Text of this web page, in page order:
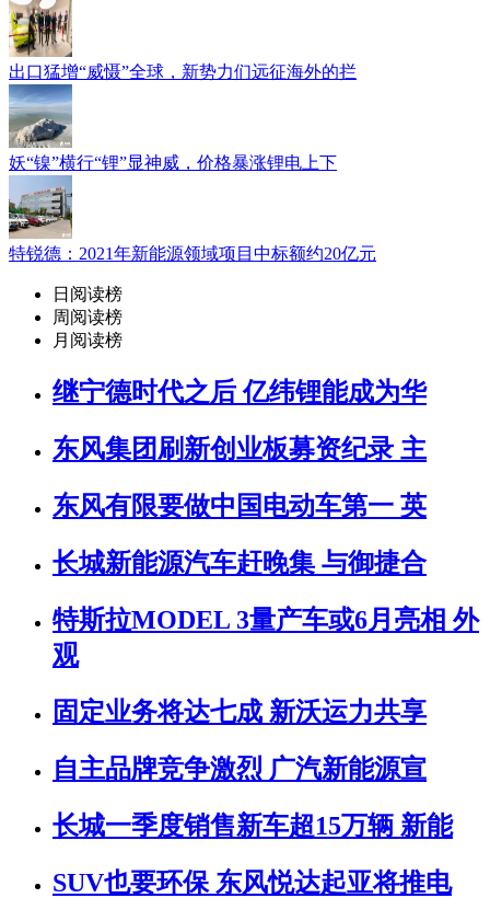
出口猛增“威慑”全球，新势力们远征海外的拦
妖“镍”横行“锂”显神威，价格暴涨锂电上下
特锐德：2021年新能源领域项目中标额约20亿元
日阅读榜
周阅读榜
月阅读榜
继宁德时代之后 亿纬锂能成为华
东风集团刷新创业板募资纪录 主
东风有限要做中国电动车第一 英
长城新能源汽车赶晚集 与御捷合
特斯拉MODEL 3量产车或6月亮相 外
观
固定业务将达七成 新沃运力共享
自主品牌竞争激烈 广汽新能源宣
长城一季度销售新车超15万辆 新能
SUV也要环保 东风悦达起亚将推电